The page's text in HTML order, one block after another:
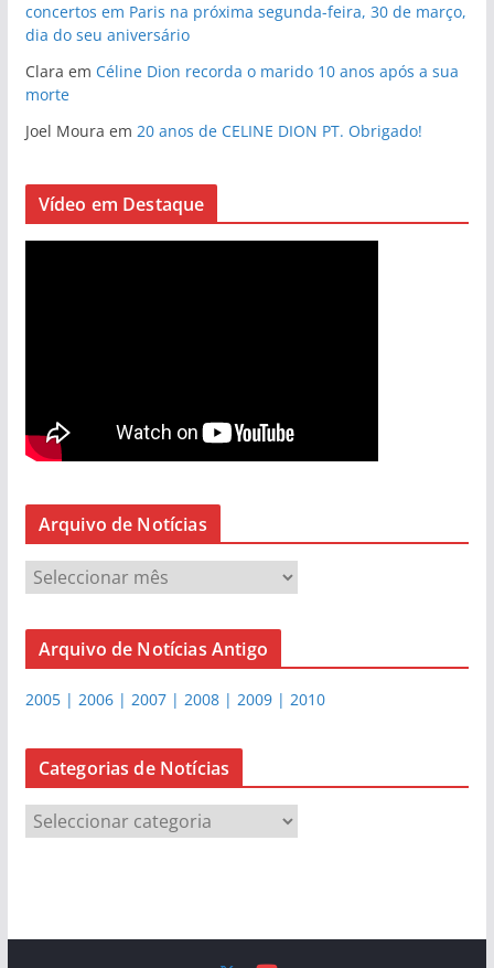
concertos em Paris na próxima segunda-feira, 30 de março,
dia do seu aniversário
Clara em Céline Dion recorda o marido 10 anos após a sua
morte
Joel Moura em 20 anos de CELINE DION PT. Obrigado!
Vídeo em Destaque
Arquivo de Notícias
r
q
v
e
N
Arquivo de Notícias Antigo
2005 | 2006 | 2007 | 2008 | 2009 | 2010
Categorias de Notícias
a